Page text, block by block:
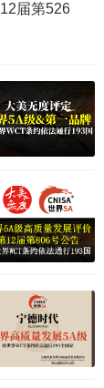
届第526